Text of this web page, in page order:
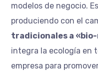
modelos de negocio.
produciendo con el
tradicionales a
integra la ecología en
empresa para